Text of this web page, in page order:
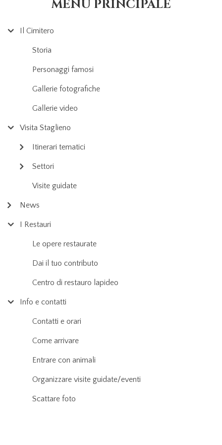
MENU PRINCIPALE
Il Cimitero
Storia
Personaggi famosi
Gallerie fotografiche
Gallerie video
Visita Staglieno
Itinerari tematici
Settori
Visite guidate
News
I Restauri
Le opere restaurate
Dai il tuo contributo
Centro di restauro lapideo
Info e contatti
Contatti e orari
Come arrivare
Entrare con animali
Organizzare visite guidate/eventi
Scattare foto